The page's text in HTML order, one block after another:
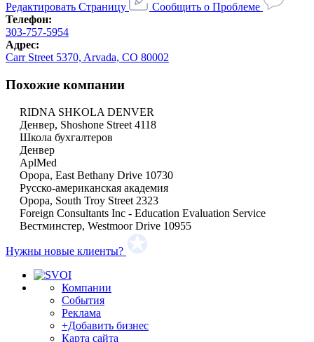
Редактировать Страницу
Сообщить о Проблеме
Телефон:
303-757-5954
Адрес:
Carr Street 5370, Arvada, CO 80002
Похожие компании
RIDNA SHKOLA DENVER
Денвер, Shoshone Street 4118
Школа бухгалтеров
Денвер
AplMed
Орора, East Bethany Drive 10730
Pусско-американская академия
Орора, South Troy Street 2323
Foreign Consultants Inc - Education Evaluation Service
Вестминстер, Westmoor Drive 10955
Нужны новые клиенты?
Компании
События
Реклама
+Добавить бизнес
Карта сайта